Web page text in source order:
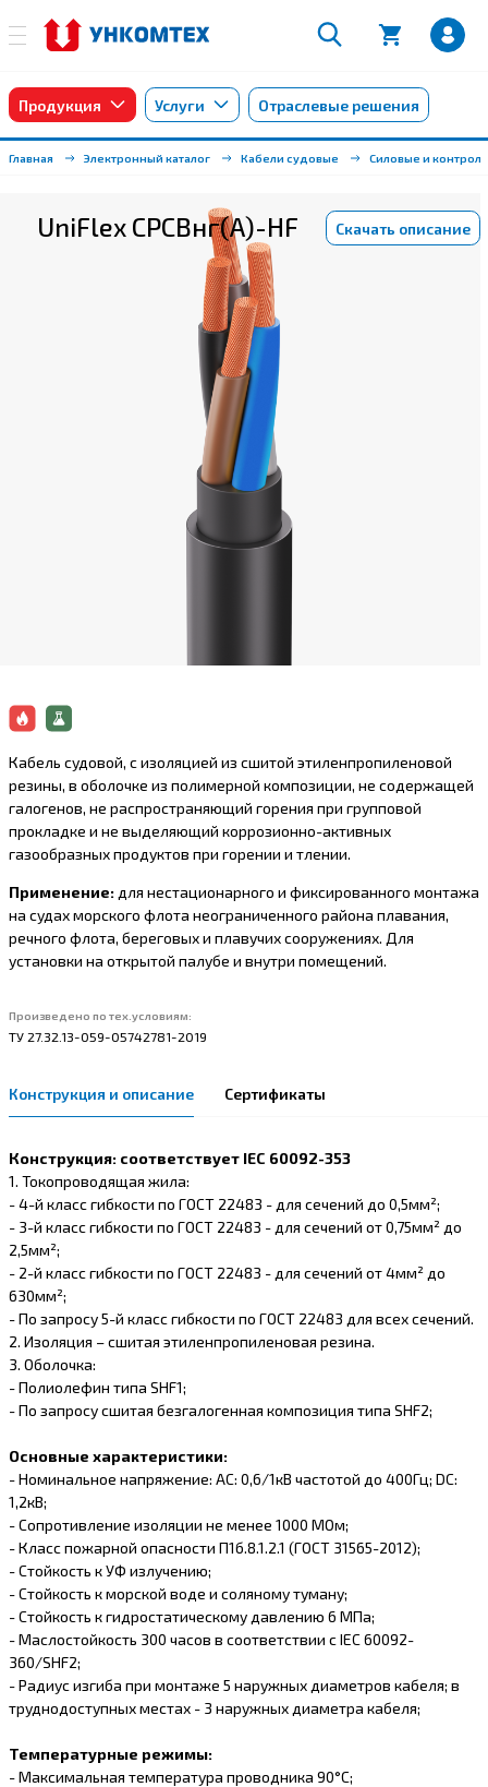
Продукция Услуги Отраслевые решения
Главная Электронный каталог Кабели судовые Силовые и
UniFlex СРСВнг(А)-HF Скачать описание
Кабель судовой, с изоляцией из сшитой этиленпропиленовой
резины, в оболочке из полимерной композиции, не содержащей
галогенов, не распространяющий горения при групповой
прокладке и не выделяющий коррозионно-активныx
газообразныx продуктов при горении и тлении.
Применение:для нестационарного и фиксированного монтажа
на судах морского флота неограниченного района плавания,
речного флота, береговых и плавучих сооружениях. Для
установки на открытой палубе и внутри помещений.
Произведено по тех.условиям:
ТУ 27.32.13-059-05742781-2019
Конструкция и описание Сертификаты
Конструкция: соответствует IEC 60092-353
1. Токопроводящая жила:
- 4-й класс гибкости по ГОСТ 22483 - для сечений до 0,5мм²;
- 3-й класс гибкости по ГОСТ 22483 - для сечений от 0,75мм² до
2,5мм²;
- 2-й класс гибкости по ГОСТ 22483 - для сечений от 4мм² до
630мм²;
- По запросу 5-й класс гибкости по ГОСТ 22483 для всех сечений.
2. Изоляция – сшитая этиленпропиленовая резина.
3. Оболочка:
- Полиолефин типа SHF1;
- По запросу сшитая безгалогенная композиция типа SHF2;
Основные характеристики:
- Номинальное напряжение: AC: 0,6/1кВ частотой до 400Гц; DC:
1,2кВ;
- Сопротивление изоляции не менее 1000 МОм;
- Класс пожарной опасности П1б.8.1.2.1 (ГОСТ 31565-2012);
- Стойкость к УФ излучению;
- Стойкость к морской воде и соляному туману;
- Стойкость к гидростатическому давлению 6 МПа;
- Маслостойкость 300 часов в соответствии с IEC 60092-
360/SHF2;
- Радиус изгиба при монтаже 5 наружных диаметров кабеля; в
труднодоступных местах - 3 наружных диаметра кабеля;
Температурные режимы:
- Максимальная температура проводника 90°С;